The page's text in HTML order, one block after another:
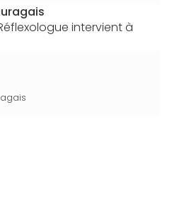
intervient à